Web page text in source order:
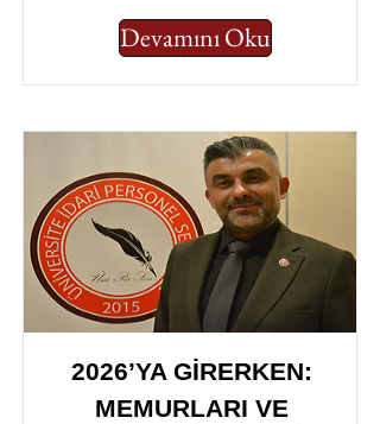
Devamını Oku
2026’YA GİRERKEN:
MEMURLARI VE